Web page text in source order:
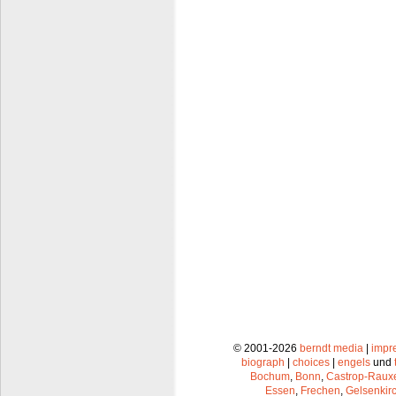
© 2001-2026 berndt media|
biograph
choices engels und
Bochum, Bonn, Castrop-
Essen, Frechen,